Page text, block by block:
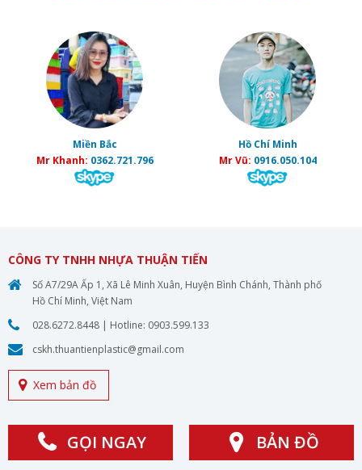
Miền Bắc
Mr Khanh: 0362.721.796
Hồ Chí Minh
Mr Vũ: 0916.050.104
CÔNG TY TNHH NHỰA THUẬN TIẾN
Số A7/29A Ấp 1, Xã Lê Minh Xuân, Huyện Bình Chánh, Thành phố
Hồ Chí Minh, Việt Nam
028.6272.8448 | Hotline: 0903.599.133
cskh.thuantienplastic@gmail.com
Xem bản đồ
GỌI NGAY BẢN ĐỒ